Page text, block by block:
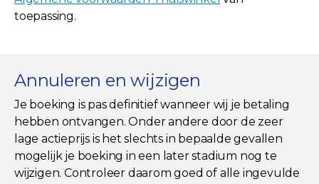
toepassing.
Annuleren en wijzigen
Je boeking is pas definitief wanneer wij je betaling
hebben ontvangen. Onder andere door de zeer
lage actieprijs is het slechts in bepaalde gevallen
mogelijk je boeking in een later stadium nog te
wijzigen. Controleer daarom goed of alle ingevulde